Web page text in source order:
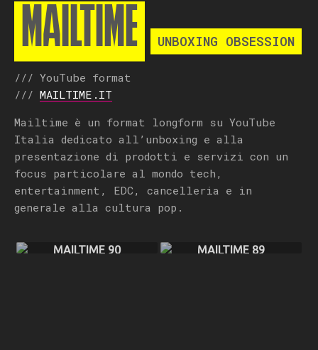
MAILTIME UNBOXING OBSESSION
/// YouTube format
/// MAILTIME.IT
Mailtime è un format longform su YouTube
Italia dedicato all’unboxing e alla
presentazione di prodotti e servizi con un
focus particolare al mondo tech,
entertainment, EDC, cancelleria e in
generale alla cultura pop.
MAILTIME 90 MAILTIME 89